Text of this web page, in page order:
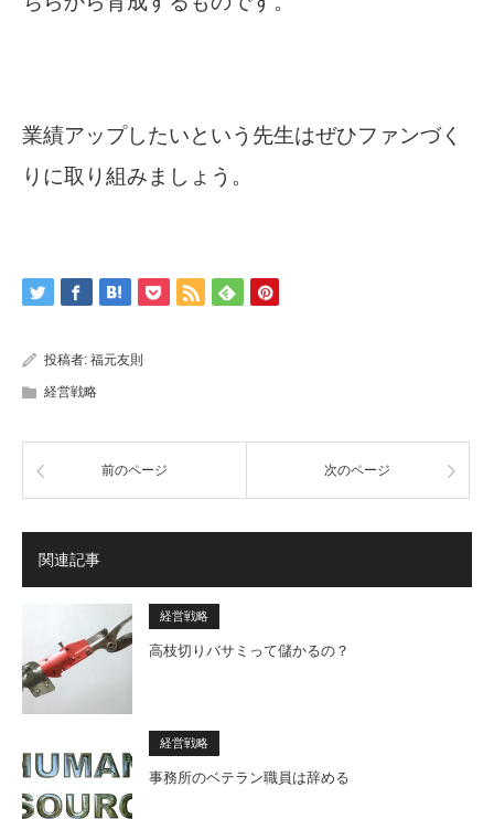
業績アップしたいという先生はぜひファンづく
りに取り組みましょう。
投稿者: 福元友則
経営戦略
前のページ 次のページ
関連記事
経営戦略
高枝切りバサミって儲かるの？
経営戦略
事務所のベテラン職員は辞める